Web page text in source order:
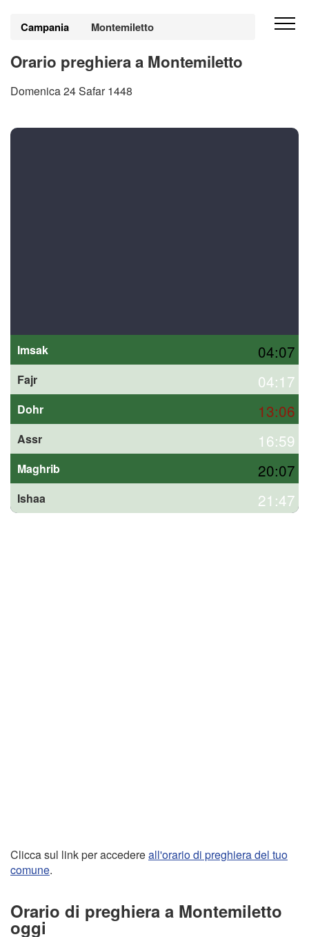
Campania Montemiletto
Orario preghiera a Montemiletto
Domenica 24 Safar 1448
Imsak 04:07
Fajr 04:17
Dohr 13:06
Assr 16:59
Maghrib 20:07
Ishaa 21:47
Clicca sul link per accedereall'orario di preghiera del tuo
comune.
Orario di preghiera a Montemiletto
oggi